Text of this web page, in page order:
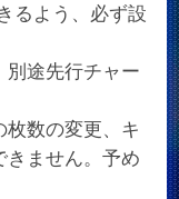
るよう、必ず設
別途先行チャー
枚数の変更、キ
きません。予め